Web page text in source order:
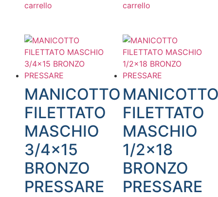
carrello
carrello
MANICOTTO
FILETTATO
MASCHIO
3/4×15
BRONZO
PRESSARE
FILETTATO
MASCHIO
1/2×18
BRONZO
PRESSARE